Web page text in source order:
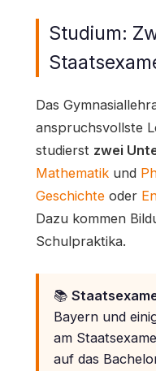
Studium:
Das
anspruchsvollste
studierst zwei
Mathematik und
Geschichte oder
Dazu kommen
Schulpraktika.
📚
Bayern und
am
auf das